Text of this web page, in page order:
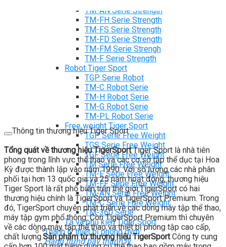
TM-AN Serie Strength
TM-FH Serie Strength
TM-FS Serie Strength
TM-FD Serie Strength
TM-FM Serie Strengh
TM-F Serie Strength
Robot Tiger Sport
TGP Serie Robot
TM-C Robot Serie
TM-H Robot Serie
TM-G Robot Serie
TM-PL Robot Serie
Free weight Tiger Sport
TGP Serie Free Weight
TGS Serie Free Weight
TGF Serie Free Weight
TM Serie Free Weight
TM-F Serie Free Weight
TM-FF Serie Free Weight
TM-AN Serie Free Weight
TM-C Serie Free Weight
TM-360 Serie
Tạ và phụ kiện Tiger Sport
Thanh lý thiết bị phòng gym
Hàng trưng bày thanh lý
Thông tin thương hiệu Tiger Sport
Tổng quát về thương hiệu TigerSportTiger Sport là nhà tiên
phong trong lĩnh vực thể thao và các cơ sở tập thể dục tại Hoa
Kỳ được thành lập vào năm 1990. Với số lượng các nhà phân
phối tại hơn 13 quốc gia và 25 năm hoạt động, thương hiệu
Tiger Sport là rất phổ biến trên thế giới.TigerSport có hai
thương hiệu chính là TigerSport và TigerSport Premium. Trong
đó, TigerSport chuyên phát triển về các dòng máy tập thể thao,
máy tập gym phổ thông. Còn TigerSport Premium thì chuyên
về các dòng máy tập thể thao và thiết bị phòng tập cao cấp,
chất lượng.Sản phẩm từ thương hiệu TigerSportCông ty cung